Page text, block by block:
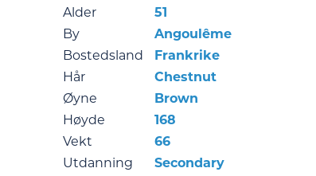
Alder
51
By
Angoulême
Bostedsland
Frankrike
Hår
Chestnut
Øyne
Brown
Høyde
168
Vekt
66
Utdanning
Secondary